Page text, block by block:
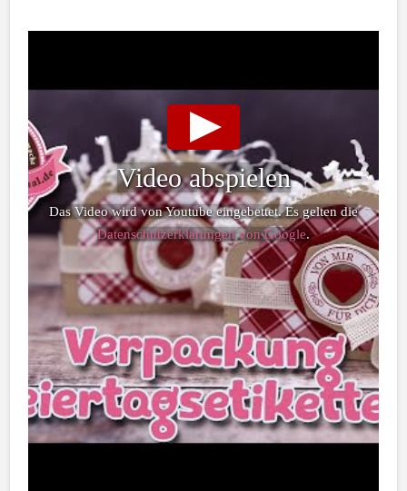
Video abspielen
Das Video wird von Youtube eingebettet. Es gelten die
Datenschutzerklärungen von Google.